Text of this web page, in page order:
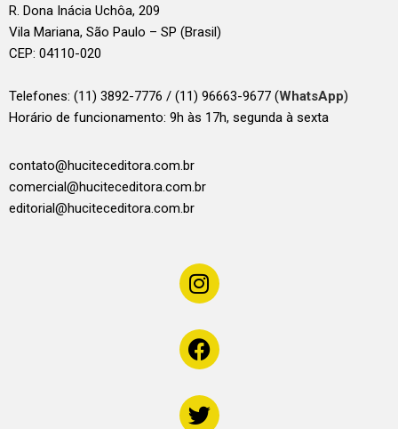
R. Dona Inácia Uchôa, 209
Vila Mariana, São Paulo – SP (Brasil)
CEP: 04110-020
Telefones: (11) 3892-7776 / (11) 96663-9677 (WhatsApp)
Horário de funcionamento: 9h às 17h, segunda à sexta
contato@huciteceditora.com.br
comercial@huciteceditora.com.br
editorial@huciteceditora.com.br